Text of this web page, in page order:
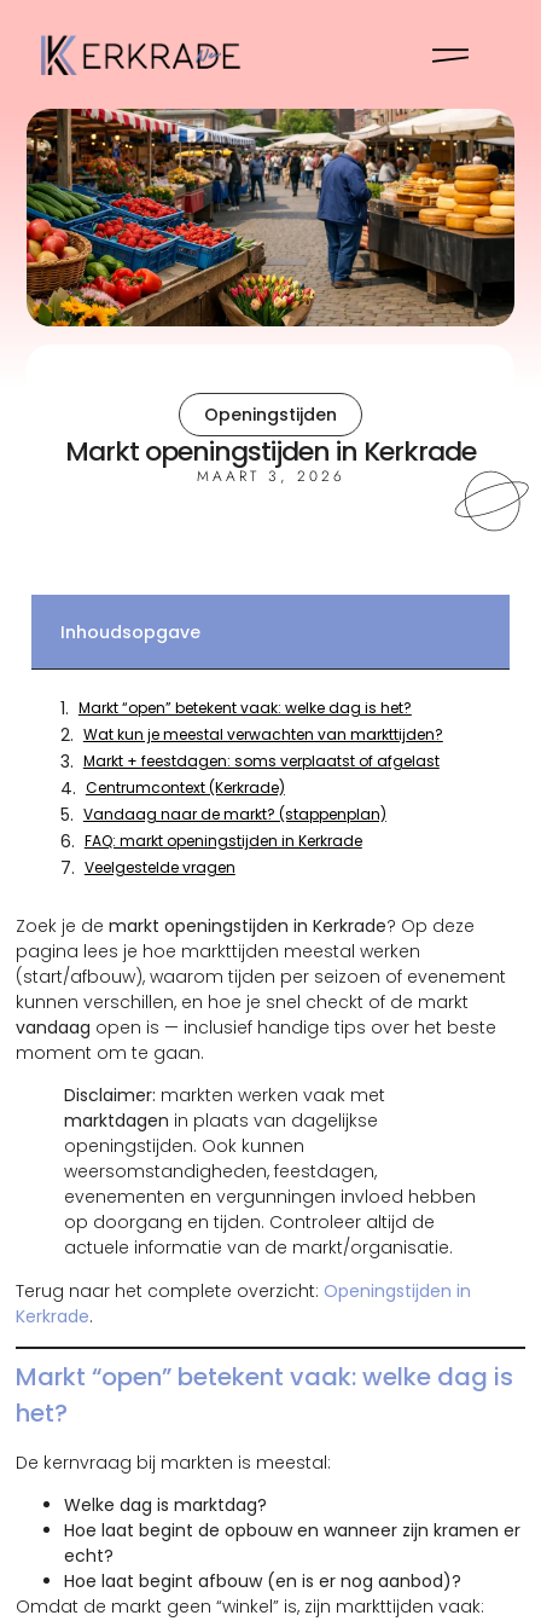
Openingstijden
Markt openingstijden in Kerkrade
MAART 3, 2026
Zoek je demarkt openingstijden in Kerkrade? Op deze
pagina lees je hoe markttijden meestal werken
(start/afbouw), waarom tijden per seizoen of evenement
kunnen verschillen, en hoe je snel checkt of de markt
vandaag open is — inclusief handige tips over het beste
moment om te gaan.
Disclaimer: markten werken vaak met
marktdagen in plaats van dagelijkse
openingstijden. Ook kunnen
weersomstandigheden, feestdagen,
evenementen en vergunningen invloed hebben
op doorgang en tijden. Controleer altijd de
actuele informatie van de markt/organisatie.
Terug naar het complete overzicht: Openingstijden in
Kerkrade.
Markt “open” betekent vaak: welke dag is
het?
De kernvraag bij markten is meestal:
Welke dag is marktdag?
Hoe laat begint de opbouw en wanneer zijn kramen er
echt?
Hoe laat begint afbouw (en is er nog aanbod)?
Omdat de markt geen “winkel” is, zijn markttijden vaak:
Inhoudsopgave
Markt “open” betekent vaak: welke dag is het?
Wat kun je meestal verwachten van markttijden?
Markt + feestdagen: soms verplaatst of afgelast
Centrumcontext (Kerkrade)
Vandaag naar de markt? (stappenplan)
FAQ: markt openingstijden in Kerkrade
Veelgestelde vragen